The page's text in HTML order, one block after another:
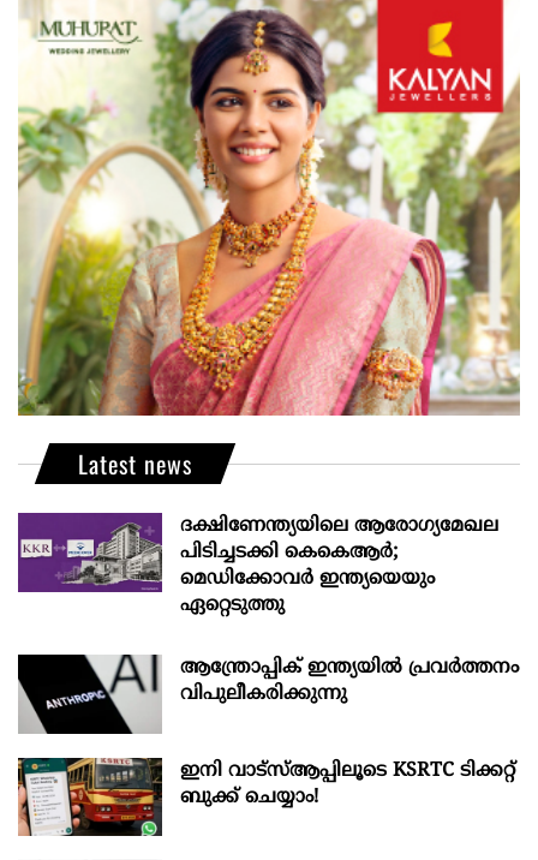
Latest news
ദക്ഷിണേന്ത്യയിലെ ആരോഗ്യമേഖല
പിടിച്ചടക്കി കെകെആർ;
മെഡിക്കോവർ ഇന്ത്യയെയും
ഏറ്റെടുത്തു
ആന്ത്രോപ്പിക് ഇന്ത്യയില്‍ പ്രവര്‍ത്തനം
വിപുലീകരിക്കുന്നു
ഇനി വാട്‌സ്ആപ്പിലൂടെ KSRTC ടിക്കറ്റ്
ബുക്ക് ചെയ്യാം!